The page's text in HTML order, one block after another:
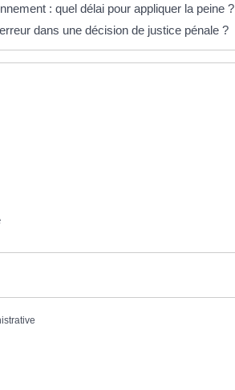
: quel délai pour appliquer la peine ?
dans une décision de justice pénale ?